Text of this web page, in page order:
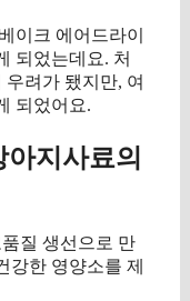
이크 에어드라이
되었는데요. 처
려가 됐지만, 여
되었어요.
지사료의
질 생선으로 만
강한 영양소를 제